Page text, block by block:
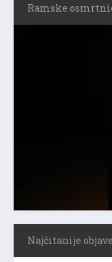
Ramske
Najčitanije objave